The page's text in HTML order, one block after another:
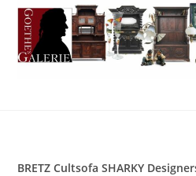
BRETZ Cultsofa SHARKY